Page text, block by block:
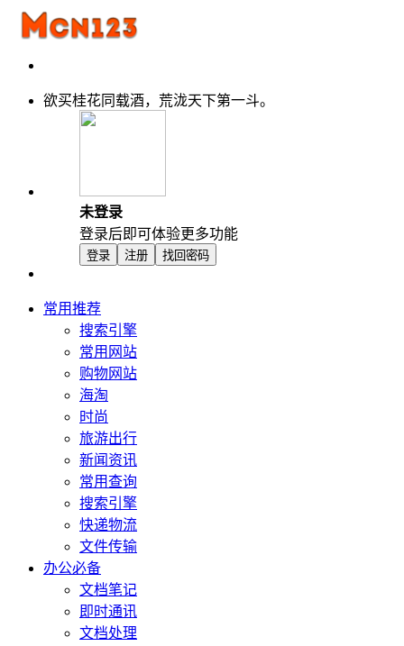
欲买桂花同载酒，荒泷天下第一斗。
未登录
登录后即可体验更多功能
登录 注册 找回密码
常用推荐
搜索引擎
常用网站
购物网站
海淘
时尚
旅游出行
新闻资讯
常用查询
搜索引擎
快递物流
文件传输
办公必备
文档笔记
即时通讯
文档处理